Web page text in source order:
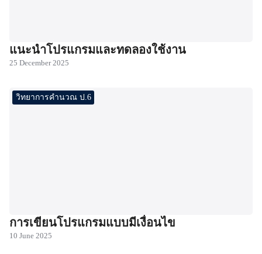
แนะนำโปรแกรมและทดลองใช้งาน
25 December 2025
วิทยาการคำนวณ ป.6
การเขียนโปรแกรมแบบมีเงื่อนไข
10 June 2025